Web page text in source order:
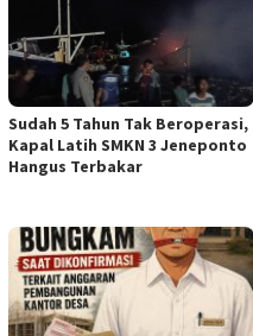
Sudah 5 Tahun Tak Beroperasi,
Kapal Latih SMKN 3 Jeneponto
Hangus Terbakar